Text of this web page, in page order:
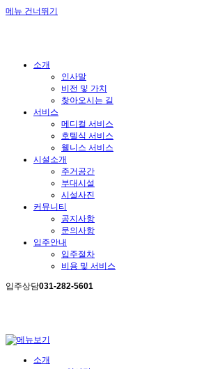
메뉴 건너뛰기
소개
인사말
비전 및 가치
찾아오시는 길
서비스
메디컬 서비스
호텔식 서비스
웰니스 서비스
시설소개
주거공간
부대시설
시설사진
커뮤니티
공지사항
문의사항
입주안내
입주절차
비용 및 서비스
입주상담031-282-5601
소개